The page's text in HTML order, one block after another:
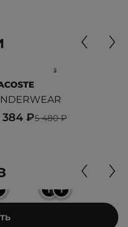
5 480 ₽
384 ₽
++